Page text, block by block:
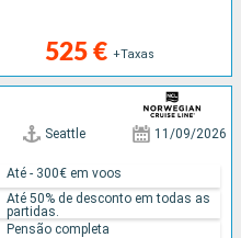
525 € +Taxas
Seattle 11/09/2026
Até - 300€ em voos
Até 50% de desconto em todas as
partidas.
Pensão completa